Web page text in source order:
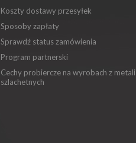
Koszty dostawy przesyłek
Sposoby zapłaty
Sprawdź status zamówienia
Program partnerski
Cechy probiercze na wyrobach z metali
szlachetnych